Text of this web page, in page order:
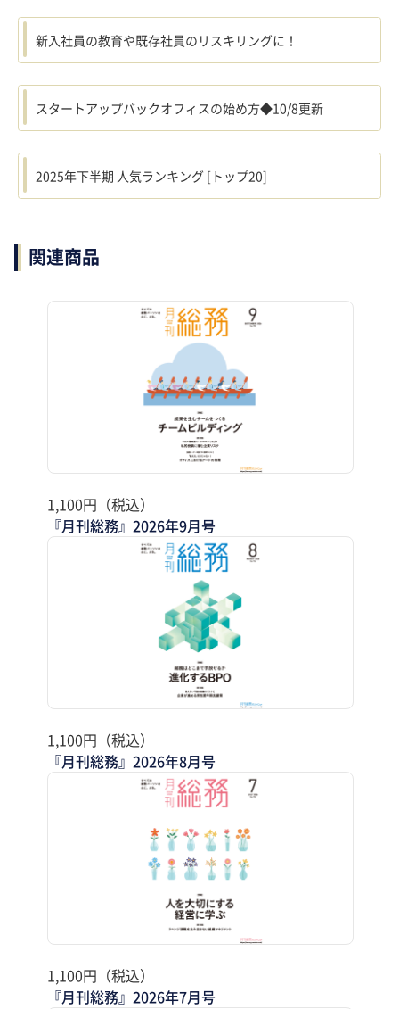
新入社員の教育や既存社員のリスキリングに！
スタートアップバックオフィスの始め方◆10/8更新
2025年下半期 人気ランキング [トップ20]
関連商品
1,100円（税込）
『月刊総務』2026年9月号
1,100円（税込）
『月刊総務』2026年8月号
1,100円（税込）
『月刊総務』2026年7月号